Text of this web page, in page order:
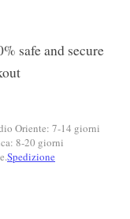
Oriente: 7-14 giorni
8-20 giorni
Spedizione